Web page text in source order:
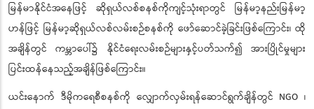
မြန်မာနိုင်ငံအနေဖြင့် ဆိုရှယ်လစ်စနစ်ကိုကျင့်သုံးရာတွင် မြန်မာ့နည်းမြန်မာ့
ဟန်ဖြင့် မြန်မာ့ဆိုရှယ်လစ်လမ်းစဉ်စနစ်ကို ဖော်ဆောင်ခဲ့ခြင်းဖြစ်ကြောင်း၊ ထို
အချိန်တွင် ကမ္ဘာပေါ်၌ နိုင်ငံရေးလမ်းစဉ်များနှင့်ပတ်သက်၍ အားပြိုင်မှုများ
ပြင်းထန်နေသည့်အချိန်ဖြစ်ကြောင်း။
ယင်းနောက် ဒီမိုကရေစီစနစ်ကို လျှောက်လှမ်းရန်ဆောင်ရွက်ချိန်တွင် NGO ၊